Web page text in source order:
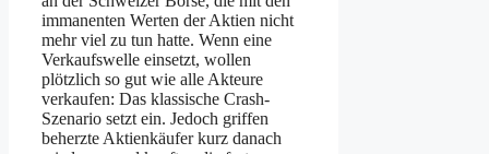
immanenten Werten der Aktien nicht
mehr viel zu tun hatte. Wenn eine
Verkaufswelle einsetzt, wollen
plötzlich so gut wie alle Akteure
verkaufen: Das klassische Crash-
Szenario setzt ein. Jedoch griffen
beherzte Aktienkäufer kurz danach